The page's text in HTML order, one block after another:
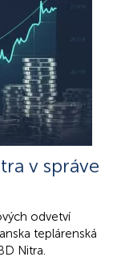
v správe
odvetví
teplárenská
Nitra.